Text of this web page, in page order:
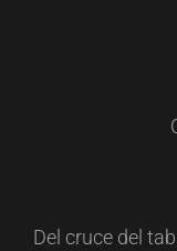
Del cruce del